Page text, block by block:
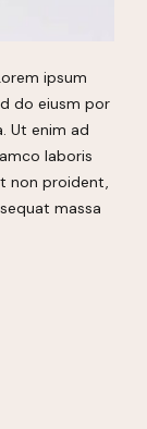
ipsum
do eiusm por
Ut enim ad
laboris
non proident,
massa